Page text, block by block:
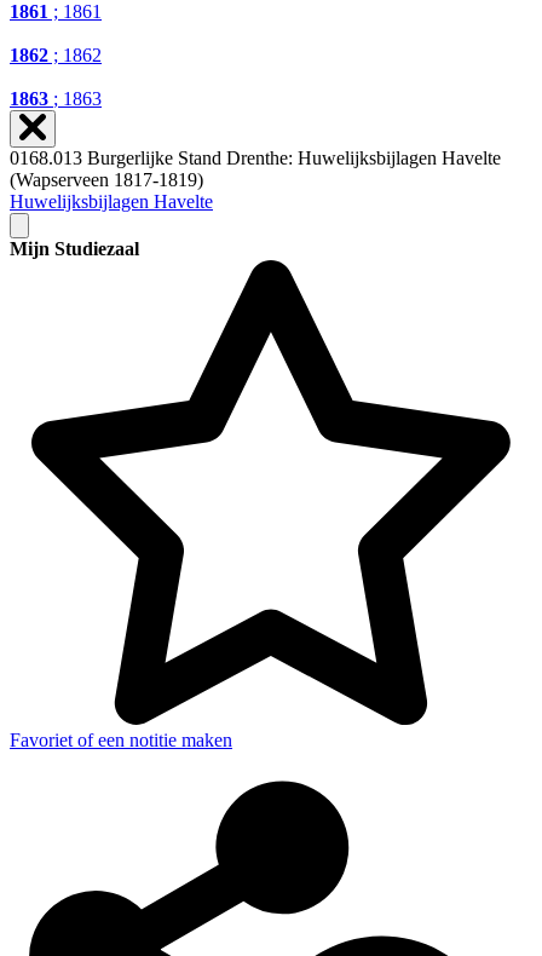
1861 ; 1861
1862 ; 1862
1863 ; 1863
0168.013 Burgerlijke Stand Drenthe: Huwelijksbijlagen Havelte
(Wapserveen 1817-1819)
Huwelijksbijlagen Havelte
Mijn Studiezaal
Favoriet of een notitie maken